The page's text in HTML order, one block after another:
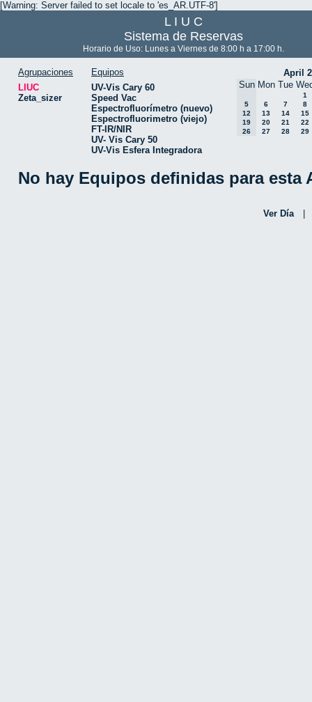
[Warning: Server failed to set locale to 'es_AR.UTF-8']
L I U C
Sistema de Reservas
Horario de Uso: Lunes a Viernes de 8:00 h a 17:00 h.
Agrupaciones
LIUC
Zeta_sizer
Equipos
UV-Vis Cary 60
Speed Vac
Espectrofluorímetro (nuevo)
Espectrofluorimetro (viejo)
FT-IR/NIR
UV- Vis Cary 50
UV-Vis Esfera Integradora
April
Sun Mon Tue
1
5
6 7
8
12
13 14
15
19
20 21
22
26
27 28 29
No hay Equipos definidas para esta
Ver Día